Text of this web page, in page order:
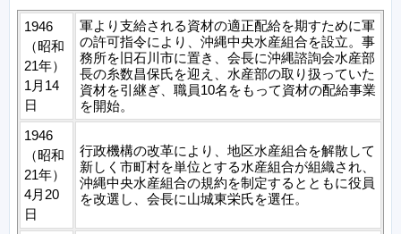
1946
（昭和
21年）
1月14
日
軍より支給される資材の適正配給を期すために軍
の許可指令により、沖縄中央水産組合を設立。事
務所を旧石川市に置き、会長に沖縄諮詢会水産部
長の糸数昌保氏を迎え、水産部の取り扱っていた
資材を引継ぎ、職員10名をもって資材の配給事業
を開始。
1946
（昭和
21年）
4月20
日
行政機構の改革により、地区水産組合を解散して
新しく市町村を単位とする水産組合が組織され、
沖縄中央水産組合の規約を制定するとともに役員
を改選し、会長に山城東栄氏を選任。